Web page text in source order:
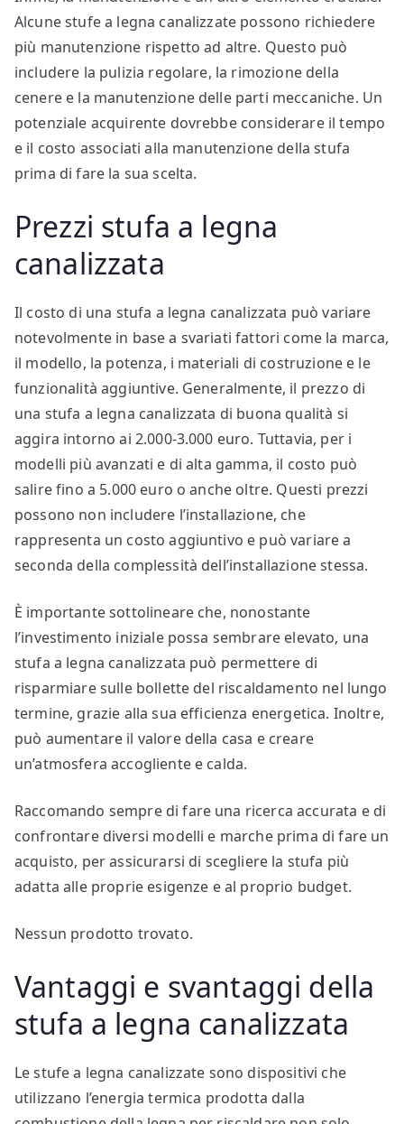
Alcune stufe a legna canalizzate possono richiedere
più manutenzione rispetto ad altre. Questo può
includere la pulizia regolare, la rimozione della
cenere e la manutenzione delle parti meccaniche. Un
potenziale acquirente dovrebbe considerare il tempo
e il costo associati alla manutenzione della stufa
prima di fare la sua scelta.
Prezzi stufa a legna
canalizzata
Il costo di una stufa a legna canalizzata può variare
notevolmente in base a svariati fattori come la marca,
il modello, la potenza, i materiali di costruzione e le
funzionalità aggiuntive. Generalmente, il prezzo di
una stufa a legna canalizzata di buona qualità si
aggira intorno ai 2.000-3.000 euro. Tuttavia, per i
modelli più avanzati e di alta gamma, il costo può
salire fino a 5.000 euro o anche oltre. Questi prezzi
possono non includere l’installazione, che
rappresenta un costo aggiuntivo e può variare a
seconda della complessità dell’installazione stessa.
È importante sottolineare che, nonostante
l’investimento iniziale possa sembrare elevato, una
stufa a legna canalizzata può permettere di
risparmiare sulle bollette del riscaldamento nel lungo
termine, grazie alla sua efficienza energetica. Inoltre,
può aumentare il valore della casa e creare
un’atmosfera accogliente e calda.
Raccomando sempre di fare una ricerca accurata e di
confrontare diversi modelli e marche prima di fare un
acquisto, per assicurarsi di scegliere la stufa più
adatta alle proprie esigenze e al proprio budget.
Nessun prodotto trovato.
Vantaggi e svantaggi della
stufa a legna canalizzata
Le stufe a legna canalizzate sono dispositivi che
utilizzano l’energia termica prodotta dalla